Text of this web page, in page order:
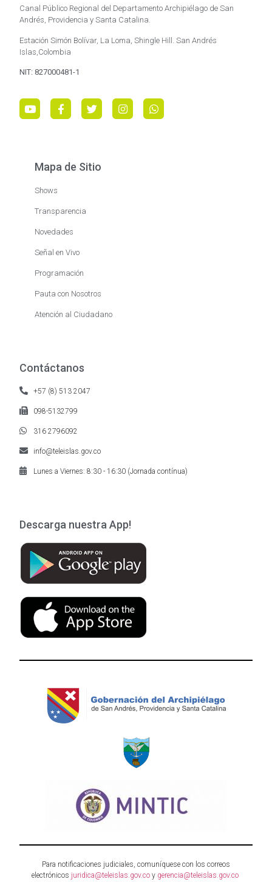
Canal Público Regional del Departamento Archipiélago de San
Andrés, Providencia y Santa Catalina.
Estación Simón Bolívar, La Loma, Shingle Hill. San Andrés
Islas,Colombia
NIT: 827000481-1
Mapa de Sitio
Shows
Transparencia
Novedades
Señal en Vivo
Programación
Pauta con Nosotros
Atención al Ciudadano
Contáctanos
+57 (8) 513 2047
098-5132799
316 2796092
info@teleislas.gov.co
Lunes a Viernes: 8:30 - 16:30 (Jornada contínua)
Descarga nuestra App!
Para notificaciones judiciales, comuníquese con los correos
electrónicos juridica@teleislas.gov.co y gerencia@teleislas.gov.co